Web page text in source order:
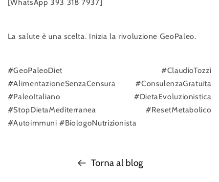
[WhatsApp 393 318 7937]
La salute è una scelta. Inizia la rivoluzione GeoPaleo.
#GeoPaleoDiet #ClaudioTozzi
#AlimentazioneSenzaCensura #ConsulenzaGratuita
#PaleoItaliano #DietaEvoluzionistica
#StopDietaMediterranea #ResetMetabolico
#Autoimmuni #BiologoNutrizionista
Torna al blog